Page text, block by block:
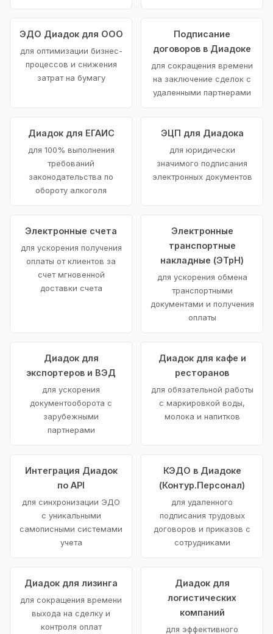
ЭДО Диадок для ООО
для оптимизации бизнес-
процессов и снижения
затрат на бумагу
Подписание
договоров в Диадоке
для сокращения времени
на заключение сделок с
удаленными партнерами
Диадок для ЕГАИС
для 100% выполнения
требований
законодательства по
обороту алкоголя
ЭЦП для Диадока
для юридически
значимого подписания
электронных документов
Электронные счета
для ускорения получения
оплаты от клиентов за
счет мгновенной
доставки счета
Электронные
транспортные
накладные (ЭТрН)
для ускорения обмена
транспортными
документами и получения
оплаты
Диадок для
экспортеров и ВЭД
для ускорения
документооборота с
зарубежными
партнерами
Диадок для кафе и
ресторанов
для обязательной работы
с маркировкой воды,
молока и напитков
Интеграция Диадок
по API
для синхронизации ЭДО
с уникальными
самописными системами
учета
КЭДО в Диадоке
(Контур.Персонал)
для удаленного
подписания трудовых
договоров и приказов с
сотрудниками
Диадок для лизинга
для сокращения времени
выхода на сделку и
контроля оплат
Диадок для
логистических
компаний
для эффективного